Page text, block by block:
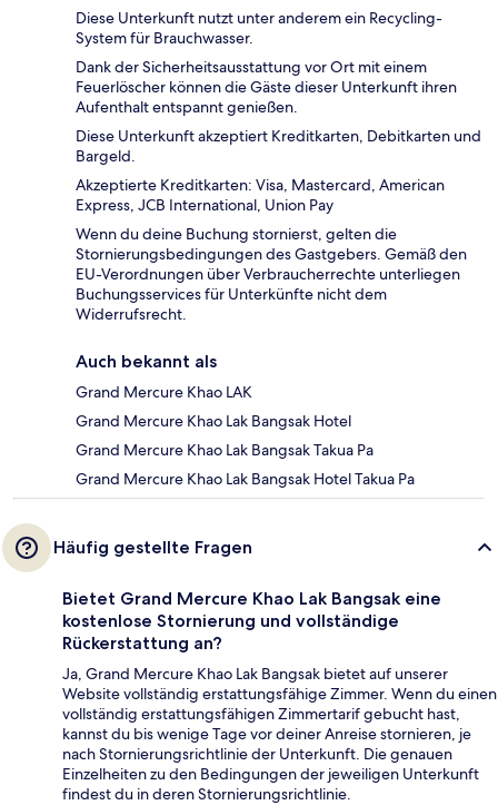
Diese Unterkunft nutzt unter anderem ein Recycling-
System für Brauchwasser.
Dank der Sicherheitsausstattung vor Ort mit einem
Feuerlöscher können die Gäste dieser Unterkunft ihren
Aufenthalt entspannt genießen.
Diese Unterkunft akzeptiert Kreditkarten, Debitkarten und
Bargeld.
Akzeptierte Kreditkarten: Visa, Mastercard, American
Express, JCB International, Union Pay
Wenn du deine Buchung stornierst, gelten die
Stornierungsbedingungen des Gastgebers. Gemäß den
EU-Verordnungen über Verbraucherrechte unterliegen
Buchungsservices für Unterkünfte nicht dem
Widerrufsrecht.
Auch bekannt als
Grand Mercure Khao LAK
Grand Mercure Khao Lak Bangsak Hotel
Grand Mercure Khao Lak Bangsak Takua Pa
Grand Mercure Khao Lak Bangsak Hotel Takua Pa
Häufig gestellte Fragen
Bietet Grand Mercure Khao Lak Bangsak eine
kostenlose Stornierung und vollständige
Rückerstattung an?
Ja, Grand Mercure Khao Lak Bangsak bietet auf unserer
Website vollständig erstattungsfähige Zimmer. Wenn du einen
vollständig erstattungsfähigen Zimmertarif gebucht hast,
kannst du bis wenige Tage vor deiner Anreise stornieren, je
nach Stornierungsrichtlinie der Unterkunft. Die genauen
Einzelheiten zu den Bedingungen der jeweiligen Unterkunft
findest du in deren Stornierungsrichtlinie.